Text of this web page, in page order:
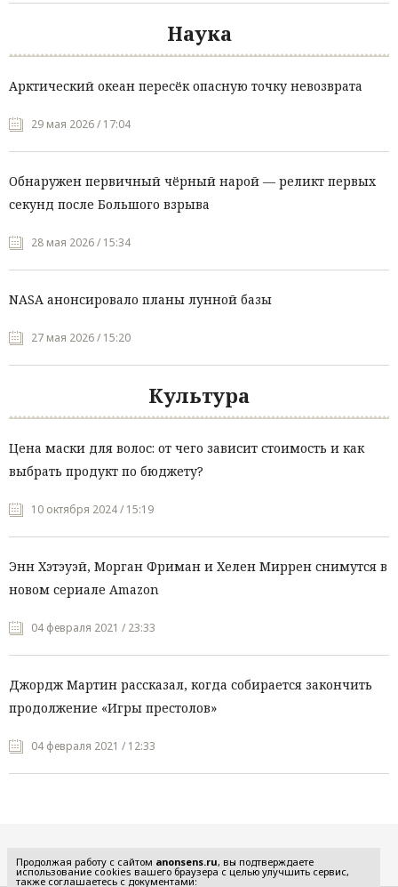
Наука
Арктический океан пересёк опасную точку невозврата
29 мая 2026 / 17:04
Обнаружен первичный чёрный нарой — реликт первых
секунд после Большого взрыва
28 мая 2026 / 15:34
NASA анонсировало планы лунной базы
27 мая 2026 / 15:20
Культура
Цена маски для волос: от чего зависит стоимость и как
выбрать продукт по бюджету?
10 октября 2024 / 15:19
Энн Хэтэуэй, Морган Фриман и Хелен Миррен снимутся в
новом сериале Amazon
04 февраля 2021 / 23:33
Джордж Мартин рассказал, когда собирается закончить
продолжение «Игры престолов»
04 февраля 2021 / 12:33
Продолжая работу с сайтом anonsens.ru, вы подтверждаете
использование cookies вашего браузера с целью улучшить сервис,
также соглашаетесь с документами: